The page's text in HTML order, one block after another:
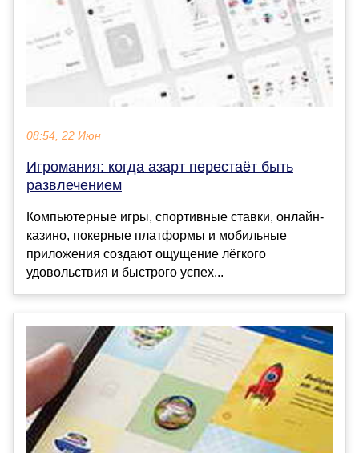
08:54, 22 Июн
Игромания: когда азарт перестаёт быть
развлечением
Компьютерные игры, спортивные ставки, онлайн-
казино, покерные платформы и мобильные
приложения создают ощущение лёгкого
удовольствия и быстрого успех...